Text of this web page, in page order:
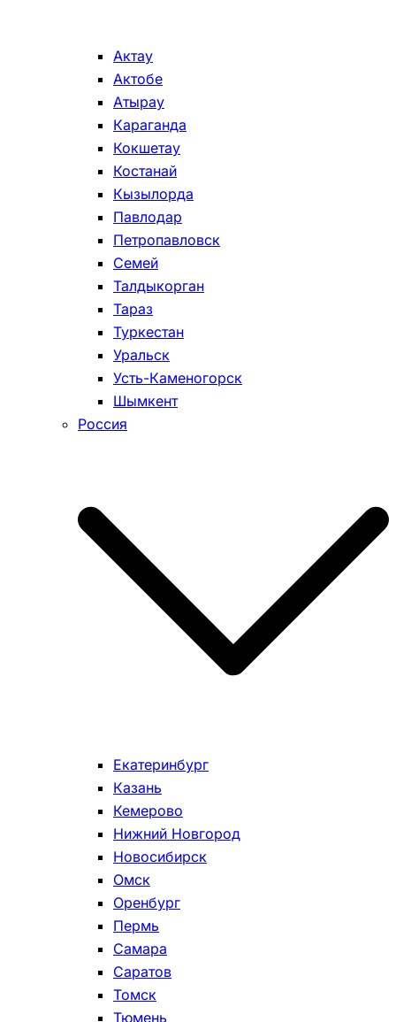
Актау
Актобе
Атырау
Караганда
Кокшетау
Костанай
Кызылорда
Павлодар
Петропавловск
Семей
Талдыкорган
Тараз
Туркестан
Уральск
Усть-Каменогорск
Шымкент
Россия
Екатеринбург
Казань
Кемерово
Нижний Новгород
Новосибирск
Омск
Оренбург
Пермь
Самара
Саратов
Томск
Тюмень